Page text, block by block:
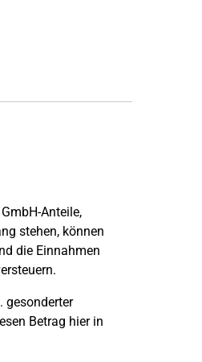
Anteile,
stehen, können
die Einnahmen
gesonderter
Betrag hier in